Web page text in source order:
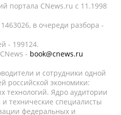
портала CNews.ru c 11.1998
в очереди разбора -
- 199124.
- book@cnews.ru
и сотрудники одной
российской экономики:
технологий. Ядро аудитории
технические специалисты
федеральных и